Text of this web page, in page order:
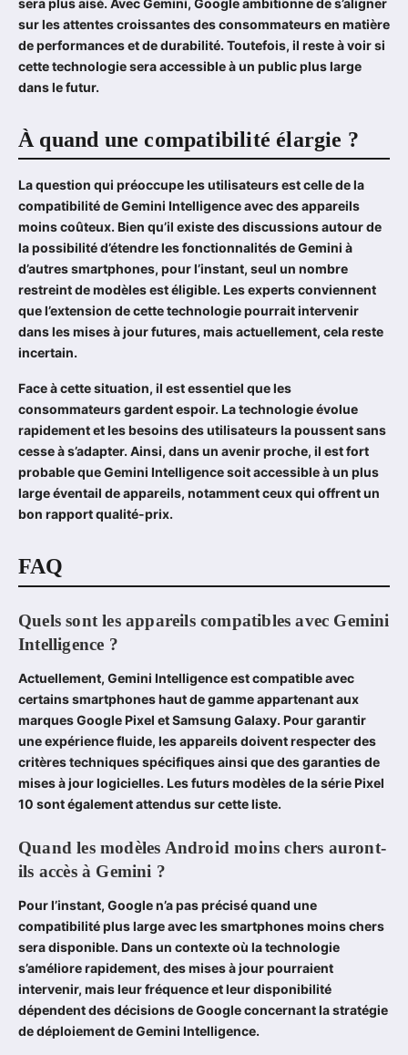
sur les attentes croissantes des consommateurs en matière
de performances et de durabilité. Toutefois, il reste à voir si
cette technologie sera accessible à un public plus large
dans le futur.
À quand une compatibilité élargie ?
La question qui préoccupe les utilisateurs est celle de la
compatibilité de Gemini Intelligence avec des appareils
moins coûteux. Bien qu’il existe des discussions autour de
la possibilité d’étendre les fonctionnalités de Gemini à
d’autres smartphones, pour l’instant, seul un nombre
restreint de modèles est éligible. Les experts conviennent
que l’extension de cette technologie pourrait intervenir
dans les mises à jour futures, mais actuellement, cela reste
incertain.
Face à cette situation, il est essentiel que les
consommateurs gardent espoir. La technologie évolue
rapidement et les besoins des utilisateurs la poussent sans
cesse à s’adapter. Ainsi, dans un avenir proche, il est fort
probable que Gemini Intelligence soit accessible à un plus
large éventail de appareils, notamment ceux qui offrent un
bon rapport qualité-prix.
FAQ
Quels sont les appareils compatibles avec Gemini
Intelligence ?
Actuellement, Gemini Intelligence est compatible avec
certains smartphones haut de gamme appartenant aux
marques Google Pixel et Samsung Galaxy. Pour garantir
une expérience fluide, les appareils doivent respecter des
critères techniques spécifiques ainsi que des garanties de
mises à jour logicielles. Les futurs modèles de la série Pixel
10 sont également attendus sur cette liste.
Quand les modèles Android moins chers auront-
ils accès à Gemini ?
Pour l’instant, Google n’a pas précisé quand une
compatibilité plus large avec les smartphones moins chers
sera disponible. Dans un contexte où la technologie
s’améliore rapidement, des mises à jour pourraient
intervenir, mais leur fréquence et leur disponibilité
dépendent des décisions de Google concernant la stratégie
de déploiement de Gemini Intelligence.